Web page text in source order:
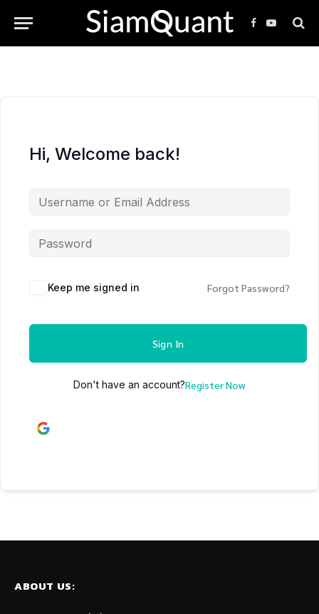
Facebook
YouTube
Hi, Welcome back!
Keep me signed in Forgot Password?
Sign In
Don't have an account?Register Now
ABOUT US: